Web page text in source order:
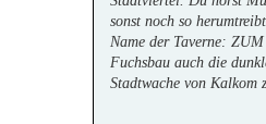
sonst noch so
Name der Taverne:
Fuchsbau auch die
Stadtwache von Kalkom